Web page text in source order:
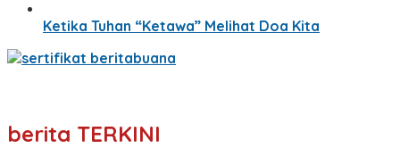
Ketika Tuhan “Ketawa” Melihat Doa Kita
berita TERKINI